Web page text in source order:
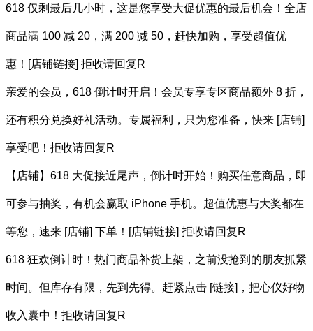
618 仅剩最后几小时，这是您享受大促优惠的最后机会！全店
商品满 100 减 20，满 200 减 50，赶快加购，享受超值优
惠！[店铺链接] 拒收请回复R
亲爱的会员，618 倒计时开启！会员专享专区商品额外 8 折，
还有积分兑换好礼活动。专属福利，只为您准备，快来 [店铺]
享受吧！拒收请回复R
【店铺】618 大促接近尾声，倒计时开始！购买任意商品，即
可参与抽奖，有机会赢取 iPhone 手机。超值优惠与大奖都在
等您，速来 [店铺] 下单！[店铺链接] 拒收请回复R
618 狂欢倒计时！热门商品补货上架，之前没抢到的朋友抓紧
时间。但库存有限，先到先得。赶紧点击 [链接]，把心仪好物
收入囊中！拒收请回复R